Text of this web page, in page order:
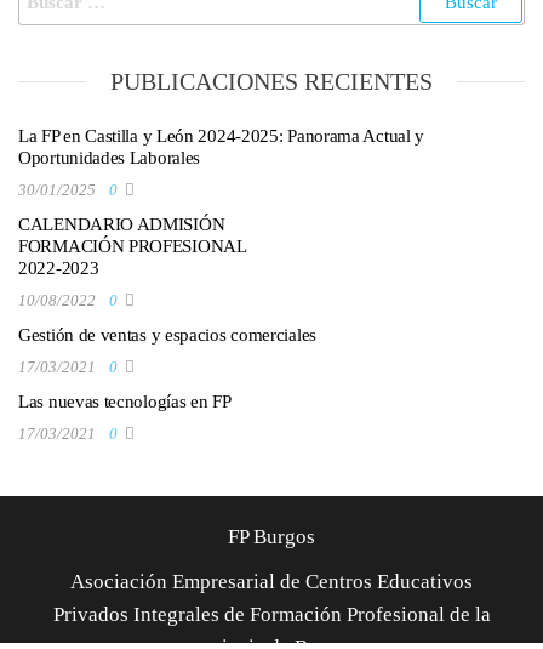
PUBLICACIONES RECIENTES
La FP en Castilla y León 2024-2025: Panorama Actual y
Oportunidades Laborales
30/01/2025 0
CALENDARIO ADMISIÓN
FORMACIÓN PROFESIONAL
2022-2023
10/08/2022 0
Gestión de ventas y espacios comerciales
17/03/2021 0
Las nuevas tecnologías en FP
17/03/2021 0
FP Burgos
Asociación Empresarial de Centros Educativos
Privados Integrales de Formación Profesional de la